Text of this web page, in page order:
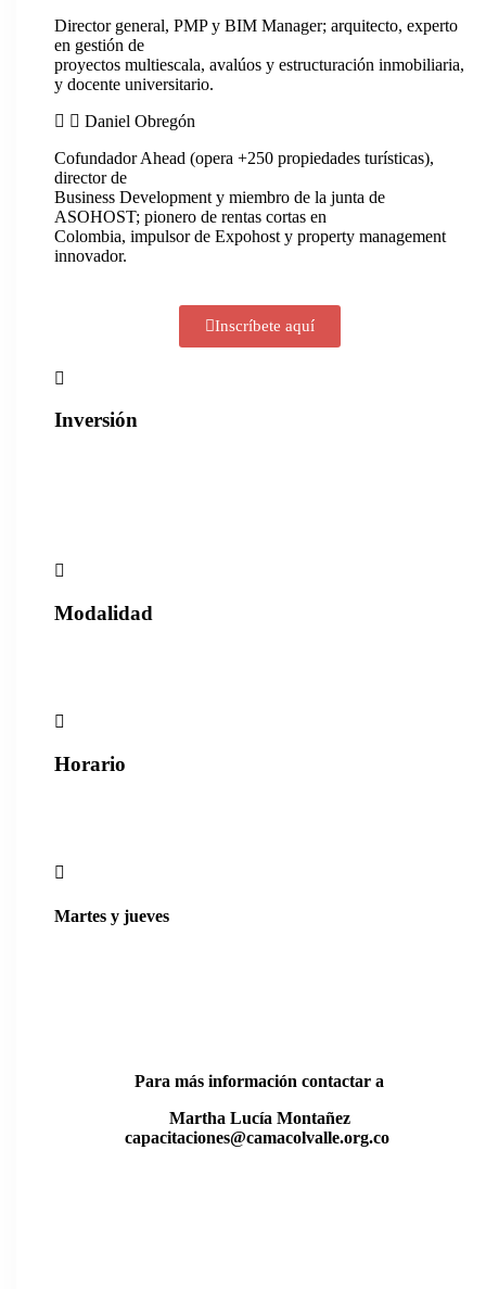
Director general, PMP y BIM Manager; arquitecto, experto
en gestión de
proyectos multiescala, avalúos y estructuración inmobiliaria,
y docente universitario.
Daniel Obregón
Cofundador Ahead (opera +250 propiedades turísticas),
director de
Business Development y miembro de la junta de
ASOHOST; pionero de rentas cortas en
Colombia, impulsor de Expohost y property management
innovador.
Inscríbete aquí
Inversión
Modalidad
Horario
Martes y jueves
Para más información contactar a
Martha Lucía Montañez
capacitaciones@camacolvalle.org.co